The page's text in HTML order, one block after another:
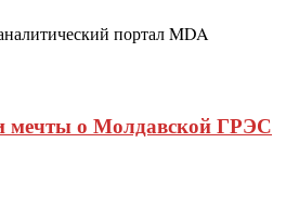
портал MDA
мечты о Молдавской ГРЭС